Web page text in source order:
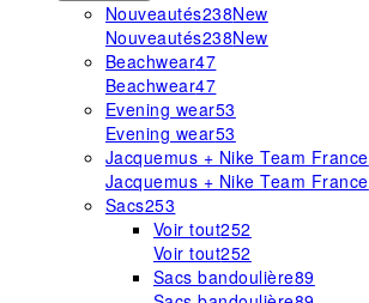
Nouveautés238New
Nouveautés238New
Beachwear47
Beachwear47
Evening wear53
Evening wear53
Jacquemus + Nike Team France
Jacquemus + Nike Team France
Sacs253
Voir tout252
Voir tout252
Sacs bandoulière89